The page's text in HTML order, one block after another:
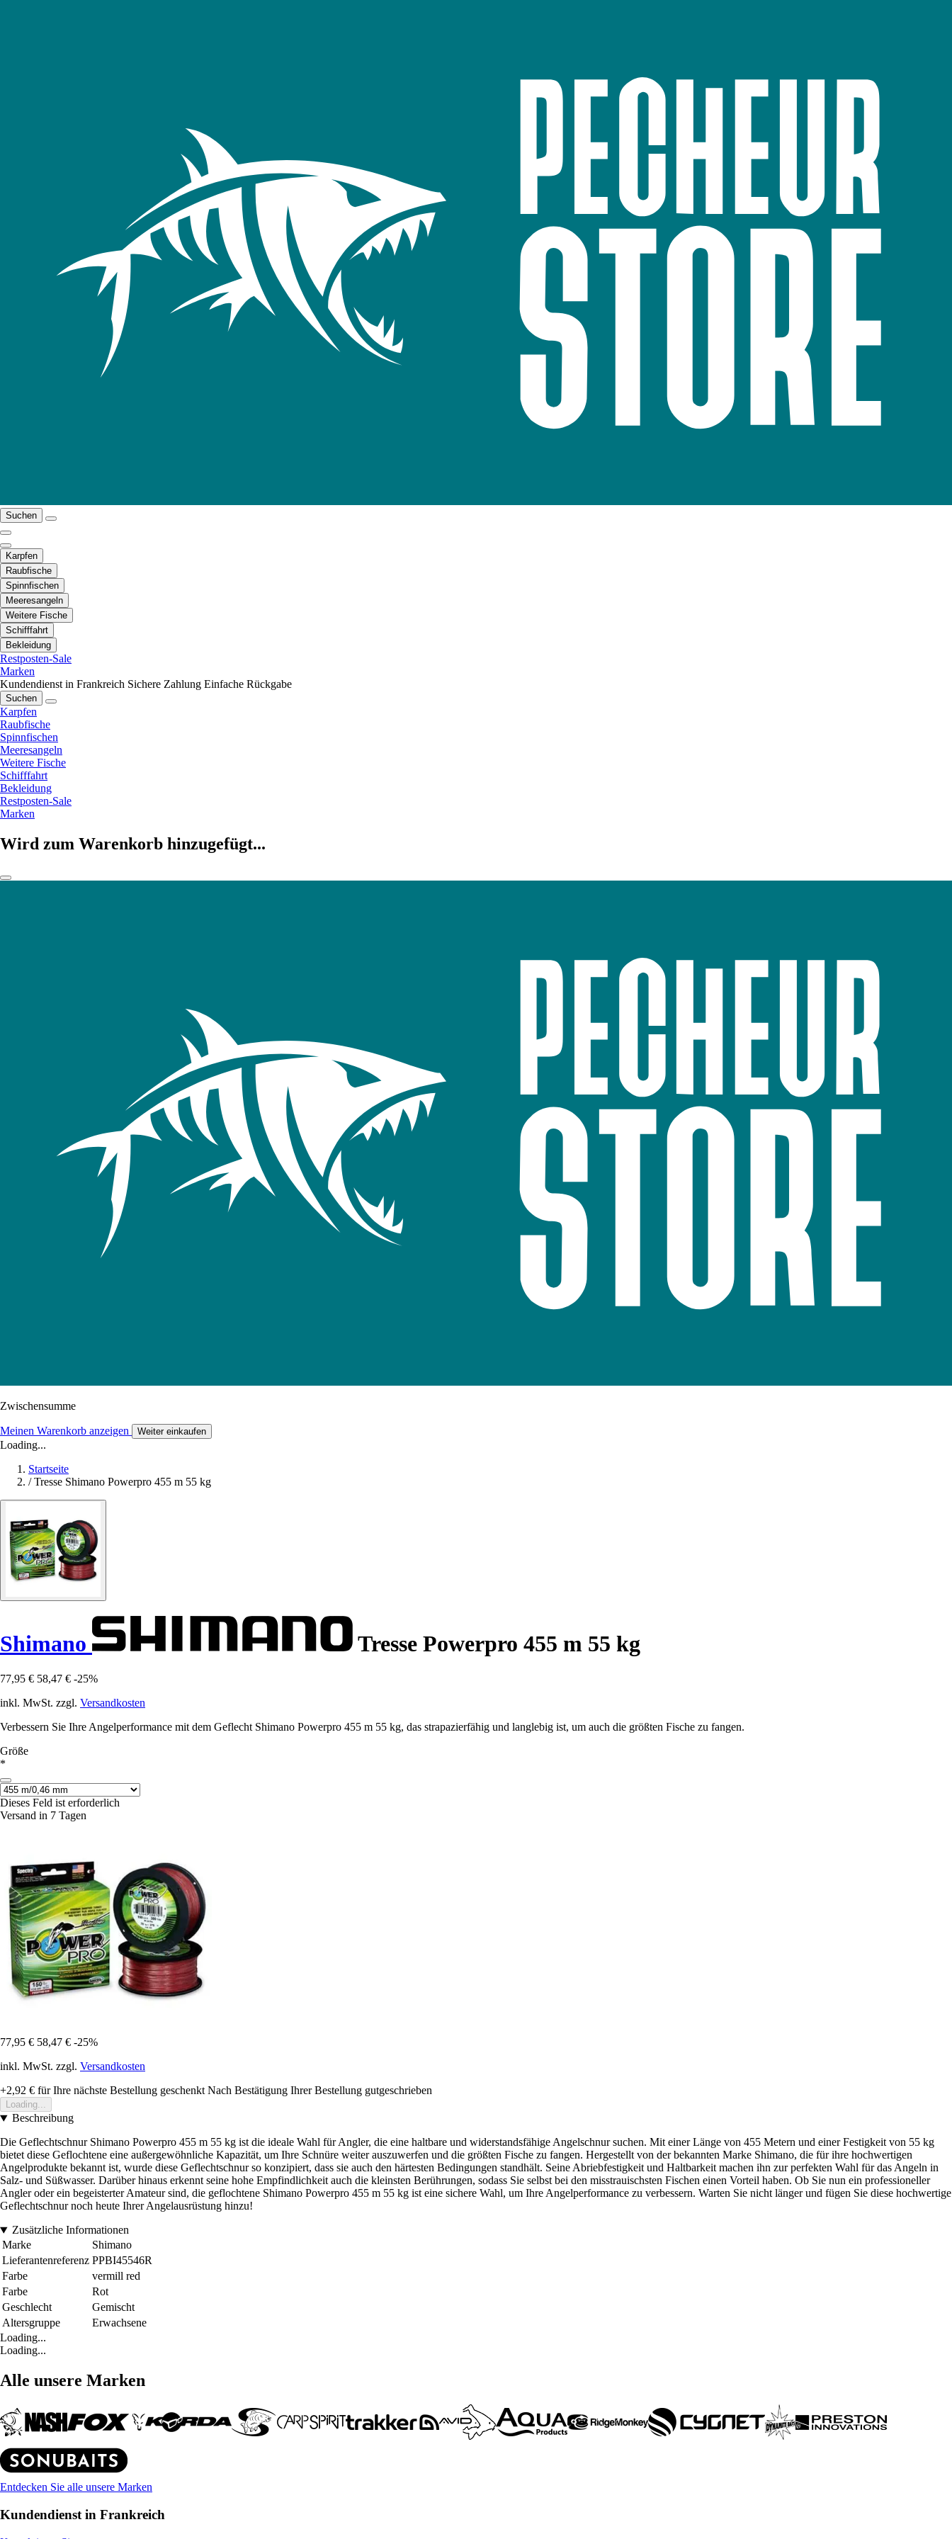
Suchen
Karpfen
Raubfische
Spinnfischen
Meeresangeln
Weitere Fische
Schifffahrt
Bekleidung
Restposten-Sale
Marken
Kundendienst in Frankreich Sichere Zahlung Einfache Rückgabe
Suchen
Karpfen
Raubfische
Spinnfischen
Meeresangeln
Weitere Fische
Schifffahrt
Bekleidung
Restposten-Sale
Marken
Wird zum Warenkorb hinzugefügt...
Zwischensumme
Meinen Warenkorb anzeigen Weiter einkaufen
Loading...
Startseite
/ Tresse Shimano Powerpro 455 m 55 kg
Shimano Tresse Powerpro 455 m 55 kg
77,95 € 58,47 € -25%
inkl. MwSt. zzgl. Versandkosten
Verbessern Sie Ihre Angelperformance mit dem Geflecht Shimano Powerpro 455 m 55 kg, das strapazierfähig und langlebig ist, um auch die größten Fische zu fangen.
Größe
*
Dieses Feld ist erforderlich
Versand in 7 Tagen
77,95 € 58,47 € -25%
inkl. MwSt. zzgl. Versandkosten
+2,92 € für Ihre nächste Bestellung geschenkt Nach Bestätigung Ihrer Bestellung gutgeschrieben
Loading...
Beschreibung
Die Geflechtschnur Shimano Powerpro 455 m 55 kg ist die ideale Wahl für Angler, die eine haltbare und widerstandsfähige Angelschnur suchen. Mit einer Länge von 455 Metern und einer Festigkeit von 55 kg
bietet diese Geflochtene eine außergewöhnliche Kapazität, um Ihre Schnüre weiter auszuwerfen und die größten Fische zu fangen. Hergestellt von der bekannten Marke Shimano, die für ihre hochwertigen
Angelprodukte bekannt ist, wurde diese Geflechtschnur so konzipiert, dass sie auch den härtesten Bedingungen standhält. Seine Abriebfestigkeit und Haltbarkeit machen ihn zur perfekten Wahl für das Angeln in
Salz- und Süßwasser. Darüber hinaus erkennt seine hohe Empfindlichkeit auch die kleinsten Berührungen, sodass Sie selbst bei den misstrauischsten Fischen einen Vorteil haben. Ob Sie nun ein professioneller
Angler oder ein begeisterter Amateur sind, die geflochtene Shimano Powerpro 455 m 55 kg ist eine sichere Wahl, um Ihre Angelperformance zu verbessern. Warten Sie nicht länger und fügen Sie diese hochwertige
Geflechtschnur noch heute Ihrer Angelausrüstung hinzu!
Zusätzliche Informationen
Marke
Shimano
Lieferantenreferenz PPBI45546R
Farbe
vermill red
Farbe
Rot
Geschlecht
Gemischt
Altersgruppe
Erwachsene
Loading...
Loading...
Alle unsere Marken
Entdecken Sie alle unsere Marken
Kundendienst in Frankreich